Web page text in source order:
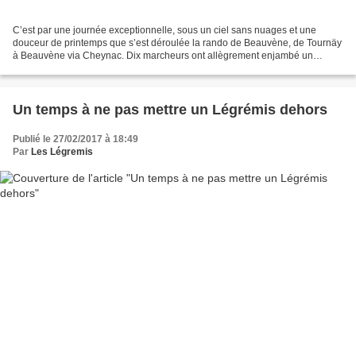
C’est par une journée exceptionnelle, sous un ciel sans nuages et une
douceur de printemps que s’est déroulée la rando de Beauvène, de Tournäy
à Beauvène via Cheynac. Dix marcheurs ont allègrement enjambé un
Un temps à ne pas mettre un Légrémis dehors
Publié le 27/02/2017 à 18:49
Par Les Légremis